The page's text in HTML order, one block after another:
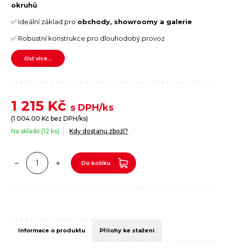
okruhů
✅ Ideální základ pro obchody, showroomy a galerie
✅ Robustní konstrukce pro dlouhodobý provoz
číst více...
1 215 Kč s DPH/ks
(1 004.00 Kč bez DPH/ks)
Na skladě (12 ks)
Kdy dostanu zboží?
Do košíku
Informace o produktu Přílohy ke stažení